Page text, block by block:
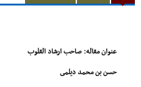
عنوان مقاله: صاحب ارشاد القلوب
حسن بن محمد دیلمى